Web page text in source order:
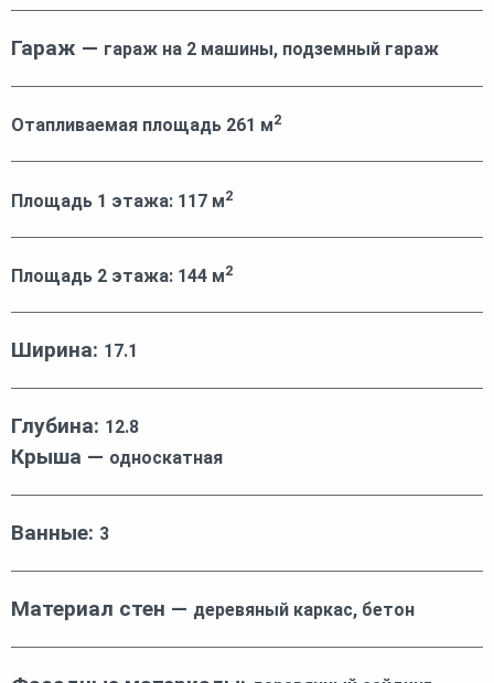
Гараж — гараж на 2 машины, подземный гараж
Отапливаемая площадь 261 м2
Площадь 1 этажа: 117 м2
Площадь 2 этажа: 144 м2
Ширина: 17.1
Глубина: 12.8
Крыша — односкатная
Ванные: 3
Материал стен — деревяный каркас, бетон